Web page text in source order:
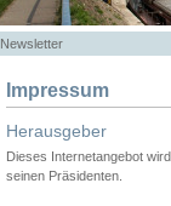
Newsletter
Impressum
Herausgeber
Dieses Internetangebot
seinen Präsidenten.